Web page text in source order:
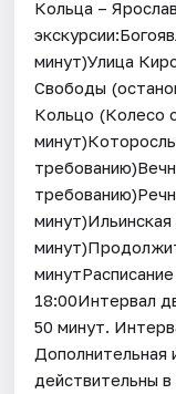
Кольца –
минут)Улица
Свободы
Кольцо (Колесо
18:00Интервал
50 минут.
Дополнительная
действительны